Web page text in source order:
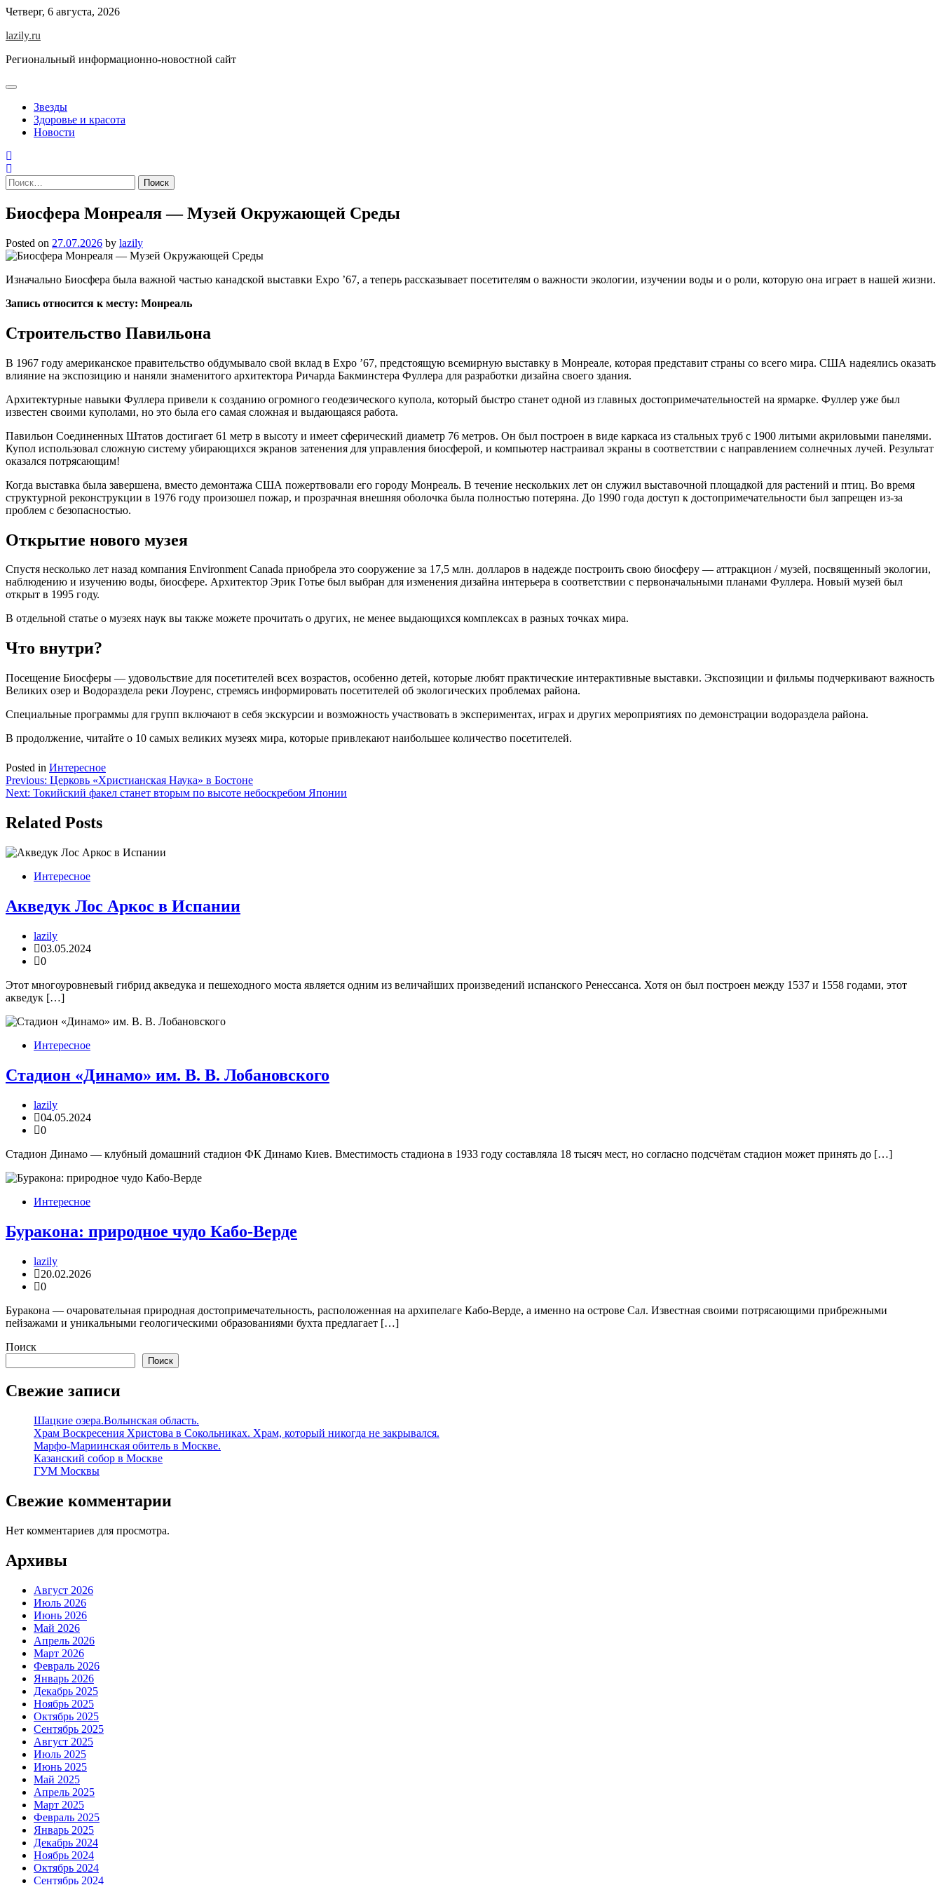
Skip
content
Четверг, 6 августа, 2026
lazily.ru
Региональный информационно-новостной сайт
Звезды
Здоровье и красота
Новости
Найти:
Биосфера Монреаля — Музей Окружающей Среды
Posted on 27.07.2026 by lazily
Изначально Биосфера была важной частью канадской выставки Expo ’67, а теперь рассказывает посетителям о важности экологии, изучении воды и о роли, которую она играет в нашей жизни.
Запись относится к месту: Монреаль
Строительство Павильона
В 1967 году американское правительство обдумывало свой вклад в Expo ’67, предстоящую всемирную выставку в Монреале, которая представит страны со всего мира. США надеялись оказать
влияние на экспозицию и наняли знаменитого архитектора Ричарда Бакминстера Фуллера для разработки дизайна своего здания.
Архитектурные навыки Фуллера привели к созданию огромного геодезического купола, который быстро станет одной из главных достопримечательностей на ярмарке. Фуллер уже был
известен своими куполами, но это была его самая сложная и выдающаяся работа.
Павильон Соединенных Штатов достигает 61 метр в высоту и имеет сферический диаметр 76 метров. Он был построен в виде каркаса из стальных труб с 1900 литыми акриловыми панелями.
Купол использовал сложную систему убирающихся экранов затенения для управления биосферой, и компьютер настраивал экраны в соответствии с направлением солнечных лучей. Результат
оказался потрясающим!
Когда выставка была завершена, вместо демонтажа США пожертвовали его городу Монреаль. В течение нескольких лет он служил выставочной площадкой для растений и птиц. Во время
структурной реконструкции в 1976 году произошел пожар, и прозрачная внешняя оболочка была полностью потеряна. До 1990 года доступ к достопримечательности был запрещен из-за
проблем с безопасностью.
Открытие нового музея
Спустя несколько лет назад компания Environment Canada приобрела это сооружение за 17,5 млн. долларов в надежде построить свою биосферу — аттракцион / музей, посвященный экологии,
наблюдению и изучению воды, биосфере. Архитектор Эрик Готье был выбран для изменения дизайна интерьера в соответствии с первоначальными планами Фуллера. Новый музей был
открыт в 1995 году.
В отдельной статье о музеях наук вы также можете прочитать о других, не менее выдающихся комплексах в разных точках мира.
Что внутри?
Посещение Биосферы — удовольствие для посетителей всех возрастов, особенно детей, которые любят практические интерактивные выставки. Экспозиции и фильмы подчеркивают важность
Великих озер и Водораздела реки Лоуренс, стремясь информировать посетителей об экологических проблемах района.
Специальные программы для групп включают в себя экскурсии и возможность участвовать в экспериментах, играх и других мероприятиях по демонстрации водораздела района.
В продолжение, читайте о 10 самых великих музеях мира, которые привлекают наибольшее количество посетителей.
Posted in Интересное
Навигация
по
записям
Previous: Церковь «Христианская Наука» в Бостоне
Next: Токийский факел станет вторым по высоте небоскребом Японии
Related Posts
Интересное
Акведук Лос Аркос в Испании
lazily
03.05.2024
0
Этот многоуровневый гибрид акведука и пешеходного моста является одним из величайших произведений испанского Ренессанса. Хотя он был построен между 1537 и 1558 годами, этот
акведук […]
Интересное
Стадион «Динамо» им. В. В. Лобановского
lazily
04.05.2024
0
Стадион Динамо — клубный домашний стадион ФК Динамо Киев. Вместимость стадиона в 1933 году составляла 18 тысяч мест, но согласно подсчётам стадион может принять до […]
Интересное
Буракона: природное чудо Кабо-Верде
lazily
20.02.2026
0
Буракона — очаровательная природная достопримечательность, расположенная на архипелаге Кабо-Верде, а именно на острове Сал. Известная своими потрясающими прибрежными
пейзажами и уникальными геологическими образованиями бухта предлагает […]
Поиск
Поиск
Свежие записи
Шацкие озера.Волынская область.
Храм Воскресения Христова в Сокольниках. Храм, который никогда не закрывался.
Марфо-Мариинская обитель в Москве.
Казанский собор в Москве
ГУМ Москвы
Свежие комментарии
Нет комментариев для просмотра.
Архивы
Август 2026
Июль 2026
Июнь 2026
Май 2026
Апрель 2026
Март 2026
Февраль 2026
Январь 2026
Декабрь 2025
Ноябрь 2025
Октябрь 2025
Сентябрь 2025
Август 2025
Июль 2025
Июнь 2025
Май 2025
Апрель 2025
Март 2025
Февраль 2025
Январь 2025
Декабрь 2024
Ноябрь 2024
Октябрь 2024
Сентябрь 2024